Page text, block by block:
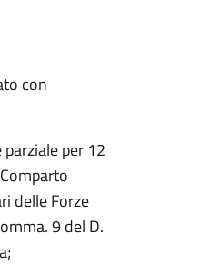
con
per 12
delle Forze
9 del D.